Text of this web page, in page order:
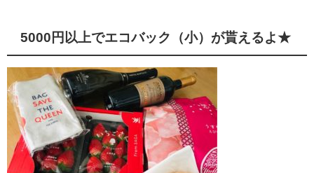
5000円以上でエコバック（小）が貰えるよ★